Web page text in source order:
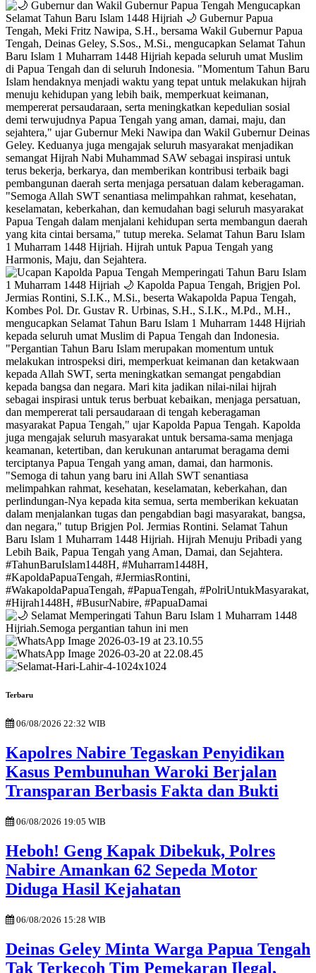
Terbaru
06/08/2026 22:32 WIB
Kapolres Nabire Tegaskan Penyidikan
Kasus Pembunuhan Waroki Berjalan
Transparan Berbasis Fakta dan Bukti
06/08/2026 19:05 WIB
Heboh! Geng Kapak Dibekuk, Polres
Nabire Amankan 62 Sepeda Motor
Diduga Hasil Kejahatan
06/08/2026 15:28 WIB
Deinas Geley Minta Warga Papua Tengah
Tak Terkecoh Tim Pemekaran Ilegal,